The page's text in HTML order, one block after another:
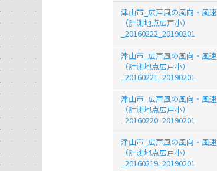
津山市_広戸風の風向・風速
（計測地点広戸小）
_20160222_20190201
津山市_広戸風の風向・風速
（計測地点広戸小）
_20160221_20190201
津山市_広戸風の風向・風速
（計測地点広戸小）
_20160220_20190201
津山市_広戸風の風向・風速
（計測地点広戸小）
_20160219_20190201